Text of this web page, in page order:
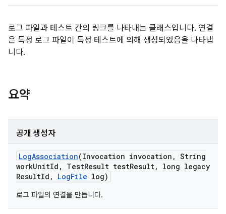
로그 파일과 테스트 간의 링크를 나타내는 클래스입니다. 연결
은 특정 로그 파일이 특정 테스트에 의해 생성되었음을 나타냅
니다.
요약
공개 생성자
LogAssociation(Invocation invocation , String
workUnitId , TestResult testResult,
long legacy
ResultId , LogFile log)
로그 파일의 연결을 만듭니다.